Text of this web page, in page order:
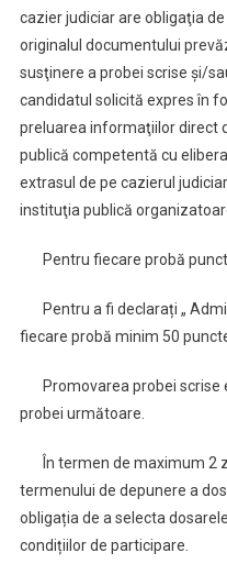
cazier judiciar are obligaţia
originalul documentului
susţinere a probei scrise şi/
candidatul solicită expres în
preluarea informaţiilor direct
publică competentă cu
extrasul de pe cazierul
instituţia publică
Pentru fiecare probă
Pentru a fi declarați „
fiecare probă minim 50
Promovarea probei scrise
probei următoare.
În termen de maximum 2
termenului de depunere a
obligația de a selecta
condițiilor de participare.